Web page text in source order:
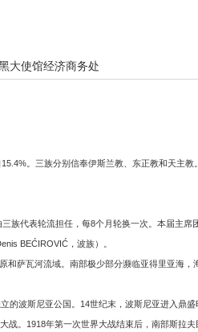
大使馆经济商务处
。三族分别信奉伊斯兰教、东正教和天主
族代表轮流担任，每8个月轮换一次。本届主
BEĆIROVIĆ，波族）。
和萨瓦河流域。南部极少部分濒临亚得里亚海
的波斯尼亚公国。14世纪末，波斯尼亚进入鼎
战。1918年第一次世界大战结束后，南部斯